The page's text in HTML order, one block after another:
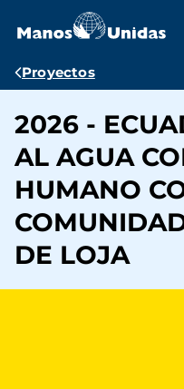
contenido
Ruta
navegación
Proyectos
2026 -
AL AGUA
HUMANO
DE LOJA